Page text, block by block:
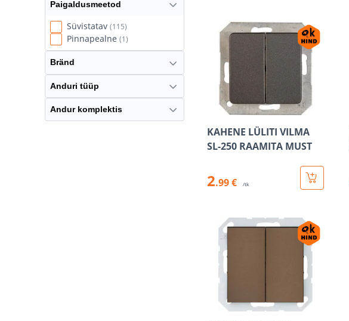
KAHENE LÜLITI VILMA
SL-250 RAAMITA MUST
2.99 € /tk
Paigaldusmeetod
Süvistatav (115)
Pinnapealne (1)
Bränd
Anduri tüüp
Andur komplektis